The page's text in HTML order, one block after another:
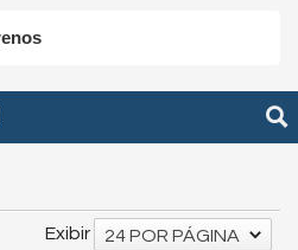
Exibir
24 POR PÁGINA